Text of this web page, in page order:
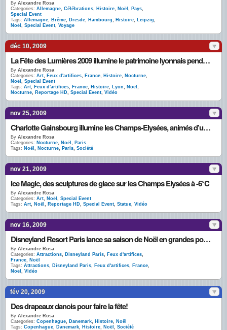
By Alexandre Rosa
Categories: Allemagne, Célébrations, Histoire, Noël , Pays,
Special Event
Tags: Allemagne, Brême, Dresde, Hambourg, Histoire, Leipzig,
Noël , Special Event, Voyage
déc 10, 2009
La Fête des Lumières 2009 illumine le patrimoine lyonnais pendant 4 nuits
By Alexandre Rosa
Categories: Art, Feux d'artifices, France, Histoire, Nocturne,
Noël , Special Event
Tags: Art, Feux d'artifices, France, Histoire, Lyon, Noël ,
Nocturne, Reportage HD, Special Event, Vidéo
nov 25, 2009
Charlotte Gainsbourg illumine les Champs-Elysées, animés d’un marché de noël en 2009
By Alexandre Rosa
Categories: Nocturne, Noël , Paris
Tags: Noël , Nocturne, Paris, Société
nov 21, 2009
Ice Magic, des sculptures de glace sur les Champs Elysées à -6°C
By Alexandre Rosa
Categories: Art, Noël , Special Event
Tags: Art, Noël , Reportage HD, Special Event, Statue, Vidéo
nov 16, 2009
Disneyland Resort Paris lance sa saison de Noël en grandes pompes
By Alexandre Rosa
Categories: Attractions, Disneyland Paris, Feux d'artifices,
France, Noël
Tags: Attractions, Disneyland Paris, Feux d'artifices, France,
Noël , Vidéo
fév 20, 2009
Des drapeaux danois pour faire la fête!
By Alexandre Rosa
Categories: Copenhague, Danemark, Histoire, Noël
Tags: Copenhague, Danemark, Histoire, Noël , Société